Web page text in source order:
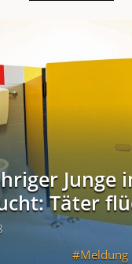
Junge
Täter
Meldung